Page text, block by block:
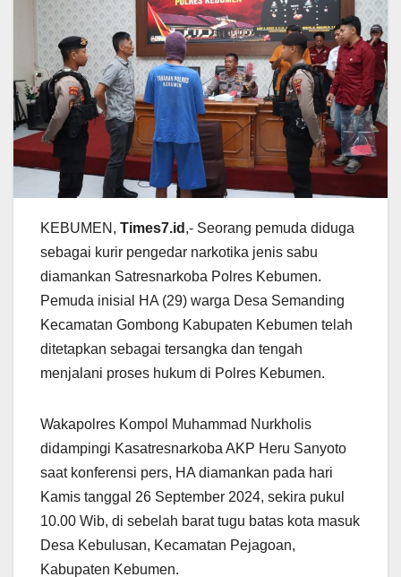
KEBUMEN, Times7.id ,- Seorang pemuda diduga
sebagai kurir pengedar narkotika jenis sabu
diamankan Satresnarkoba Polres Kebumen.
Pemuda inisial HA (29) warga Desa Semanding
Kecamatan Gombong Kabupaten Kebumen telah
ditetapkan sebagai tersangka dan tengah
menjalani proses hukum di Polres Kebumen.
Wakapolres Kompol Muhammad Nurkholis
didampingi Kasatresnarkoba AKP Heru Sanyoto
saat konferensi pers, HA diamankan pada hari
Kamis tanggal 26 September 2024, sekira pukul
10.00 Wib, di sebelah barat tugu batas kota masuk
Desa Kebulusan, Kecamatan Pejagoan,
Kabupaten Kebumen.